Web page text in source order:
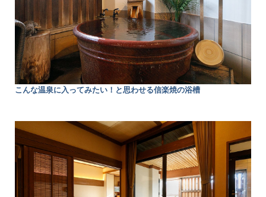
こんな温泉に入ってみたい！と思わせる信楽焼の浴槽